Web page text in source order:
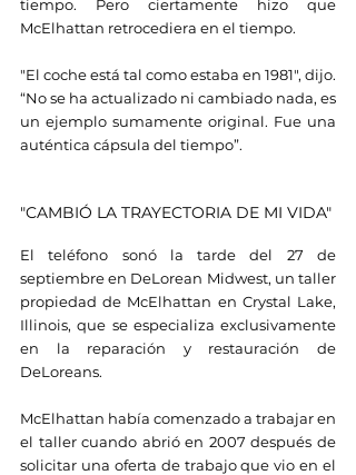
tiempo. Pero ciertamente hizo que
McElhattan retrocediera en el tiempo.
"El coche está tal como estaba en 1981", dijo.
“No se ha actualizado ni cambiado nada, es
un ejemplo sumamente original. Fue una
auténtica cápsula del tiempo”.
"CAMBIÓ LA TRAYECTORIA DE MI VIDA"
El teléfono sonó la tarde del 27 de
septiembre en DeLorean Midwest, un taller
propiedad de McElhattan en Crystal Lake,
Illinois, que se especializa exclusivamente
en la reparación y restauración de
DeLoreans.
McElhattan había comenzado a trabajar en
el taller cuando abrió en 2007 después de
solicitar una oferta de trabajo que vio en el